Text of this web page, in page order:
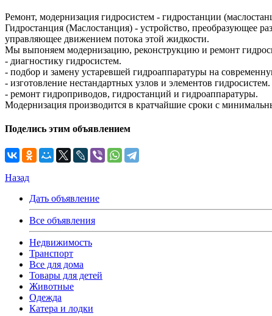
Ремонт, модернизация гидросистем - гидростанции
Гидростанция (Маслостанция) - устройство, преобразующее
управляющее движением потока этой жидкости.
Мы выпоняем модернизацию, реконструкцию и ремонт
- диагностику гидросистем.
- подбор и замену устаревшей гидроаппаратуры на
- изготовление нестандартных узлов и элементов гидросистем.
- ремонт гидроприводов, гидростанций и гидроаппаратуры.
Модернизация производится в кратчайшие сроки с
Поделись этим объявлением
Назад
Дать объявление
Все объявления
Недвижимость
Транспорт
Все для дома
Товары для детей
Животные
Одежда
Катера и лодки